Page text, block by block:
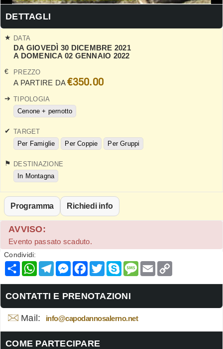
DETTAGLI
DATA
DA GIOVEDÌ 30 DICEMBRE 2021
A DOMENICA 02 GENNAIO 2022
PREZZO
A PARTIRE DA €350.00
TIPOLOGIA
Cenone + pernotto
TARGET
Per Famiglie
Per Coppie Per Gruppi
DESTINAZIONE
In Montagna
Programma Richiedi info
AVVISO:
Evento passato scaduto.
Condividi:
Condividi
WhatsApp
Telegram
Messenger
Facebook
TwitterSkypeMessage
Email
CONTATTI E PRENOTAZIONI
Mail: info@capodannosalerno.net
COME PARTECIPARE